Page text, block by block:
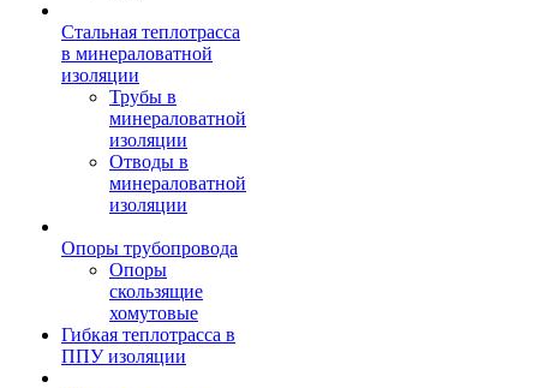
Стальная теплотрасса
в минераловатной
изоляции
Трубы в
минераловатной
изоляции
Отводы в
минераловатной
изоляции
Опоры трубопровода
Опоры
скользящие
хомутовые
Гибкая теплотрасса в
ППУ изоляции